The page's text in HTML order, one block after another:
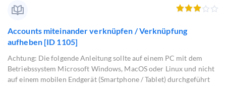
Accounts miteinander verknüpfen / Verknüpfung
aufheben [ID 1105]
Achtung: Die folgende Anleitung sollte auf einem PC mit dem
Betriebssystem Microsoft Windows, MacOS oder Linux und nicht
auf einem mobilen Endgerät (Smartphone / Tablet) durchgeführt